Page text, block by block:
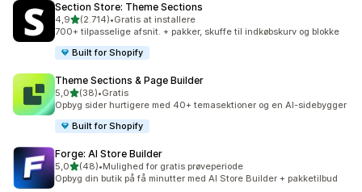
Section Store: Theme Sections
4,9ud af 5 stjerner
(2.714)
2714 anmeldelser i alt
•Gratis at installere
700+ tilpasselige afsnit. + pakker, skuffe til indkøbskurv og blokke
Built for Shopify
Theme Sections & Page Builder
5,0ud af 5 stjerner
(38)
38 anmeldelser i alt
•Gratis
Opbyg sider hurtigere med 40+ temasektioner og en AI-sidebygger
Built for Shopify
Forge: AI Store Builder
5,0ud af 5 stjerner
(48)
48 anmeldelser i alt
•Mulighed for gratis prøveperiode
Opbyg din butik på få minutter med AI Store Builder + pakketilbud